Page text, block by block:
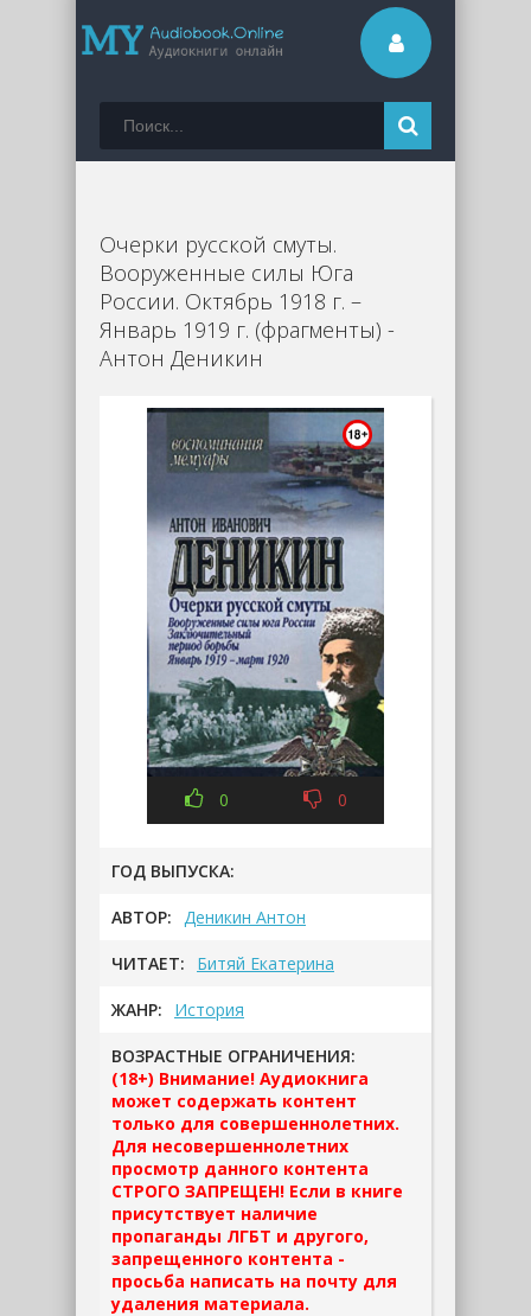
Очерки русской смуты.
Вооруженные силы Юга
России. Октябрь 1918 г. –
Январь 1919 г. (фрагменты) -
Антон Деникин
0 0
ГОД ВЫПУСКА:
АВТОР: Деникин Антон
ЧИТАЕТ: Битяй Екатерина
ЖАНР: История
ВОЗРАСТНЫЕ ОГРАНИЧЕНИЯ:
(18+) Внимание! Аудиокнига
может содержать контент
только для совершеннолетних.
Для несовершеннолетних
просмотр данного контента
СТРОГО ЗАПРЕЩЕН! Если в книге
присутствует наличие
пропаганды ЛГБТ и другого,
запрещенного контента -
просьба написать на почту для
удаления материала.